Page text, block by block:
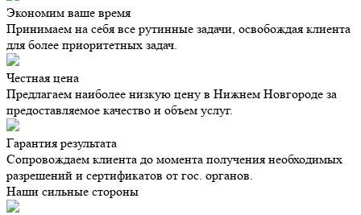
Экономим ваше время
Принимаем на себя все рутинные задачи, освобождая клиента
для более приоритетных задач.
Честная цена
Предлагаем наиболее низкую цену в Нижнем Новгороде за
предоставляемое качество и объем услуг.
Гарантия результата
Сопровождаем клиента до момента получения необходимых
разрешений и сертификатов от гос. органов.
Наши сильные стороны